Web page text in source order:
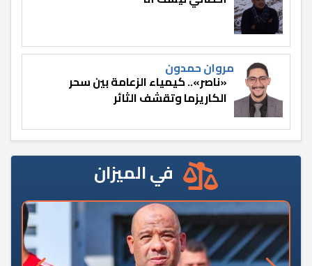
مروان حمدون
«ناصر».. كيمياء الزعامة بين سحر
الكاريزما وتقشف الثائر
في الميزان